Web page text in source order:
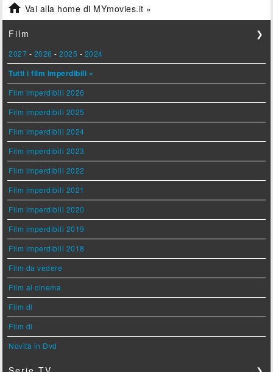
 Vai alla home di MYmovies.it »
Film ❯
2027 - 2026 -2025 - 2024
Tutti i film imperdibili »
Film imperdibili 2026
Film imperdibili 2025
Film imperdibili 2024
Film imperdibili 2023
Film imperdibili 2022
Film imperdibili 2021
Film imperdibili 2020
Film imperdibili 2019
Film imperdibili 2018
Film da vedere
Film al cinema
Film di
Film di
Novità in Dvd